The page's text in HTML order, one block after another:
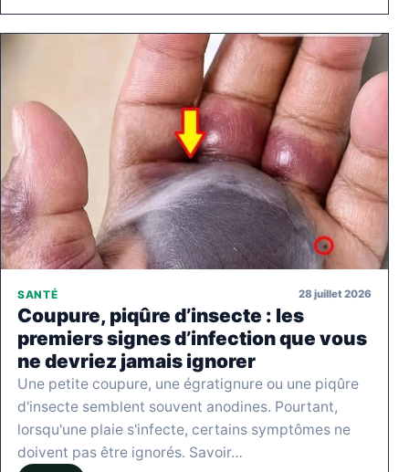
SANTÉ 28 juillet 2026
Coupure, piqûre d’insecte : les
premiers signes d’infection que vous
ne devriez jamais ignorer
Une petite coupure, une égratignure ou une piqûre
d'insecte semblent souvent anodines. Pourtant,
lorsqu'une plaie s'infecte, certains symptômes ne
doivent pas être ignorés. Savoir…